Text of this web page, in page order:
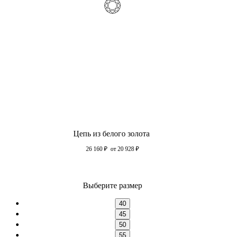
Цепь из белого золота
26 160 ₽ от 20 928 ₽
Выберите размер
40
45
50
55